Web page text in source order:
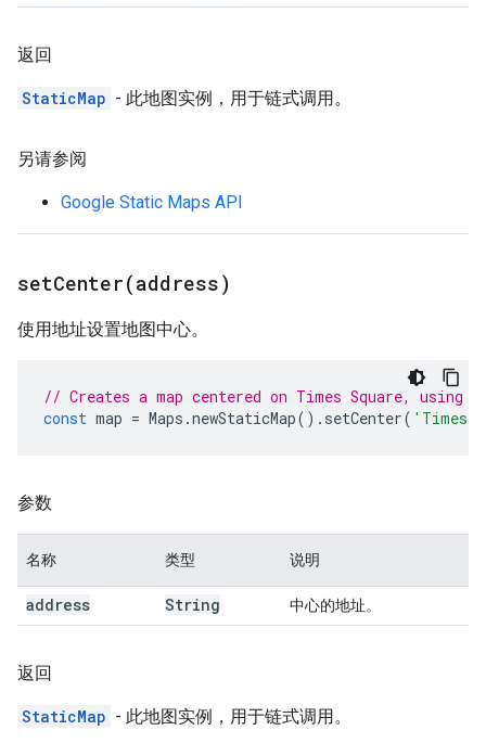
返回
StaticMap - 此地图实例，用于链式调用。
另请参阅
Google Static Maps API
setCenter(address)
使用地址设置地图中心。
// Creates a map centered on Times Square, using
const map = Maps .newStaticMap(). setCenter( 'Times
参数
名称 类型 说明
address String 中心的地址。
返回
StaticMap - 此地图实例，用于链式调用。